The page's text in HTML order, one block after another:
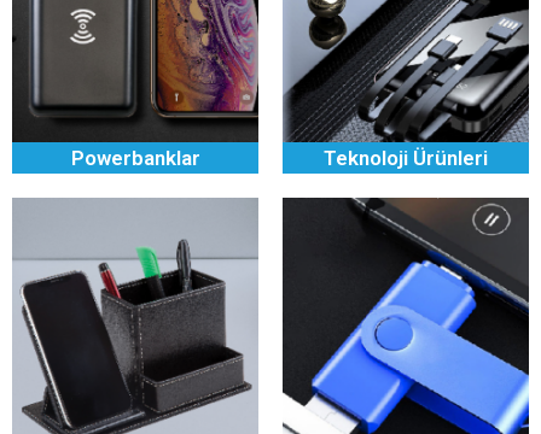
Teknoloji Ürünleri
Powerbanklar